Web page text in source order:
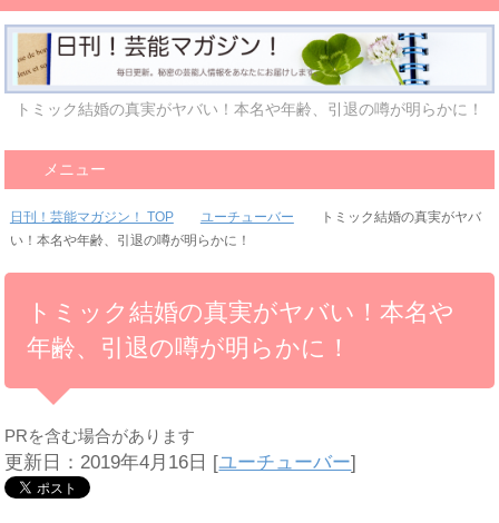
トミック結婚の真実がヤバい！本名や年齢、引退の噂が明らかに！
メニュー
日刊！芸能マガジン！ TOP ユーチューバー
トミック結婚の真実がヤバ
い！本名や年齢、引退の噂が明らかに！
トミック結婚の真実がヤバい！本名や
年齢、引退の噂が明らかに！
PRを含む場合があります
更新日：2019年4月16日 [ユーチューバー]